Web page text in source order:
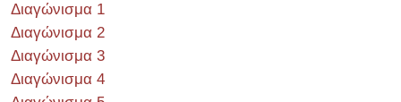
Διαγώνισμα 1
Διαγώνισμα 2
Διαγώνισμα 3
Διαγώνισμα 4